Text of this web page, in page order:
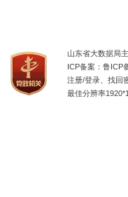
山东省大数据局
ICP备案：鲁ICP
注册/登录、找回
最佳分辨率